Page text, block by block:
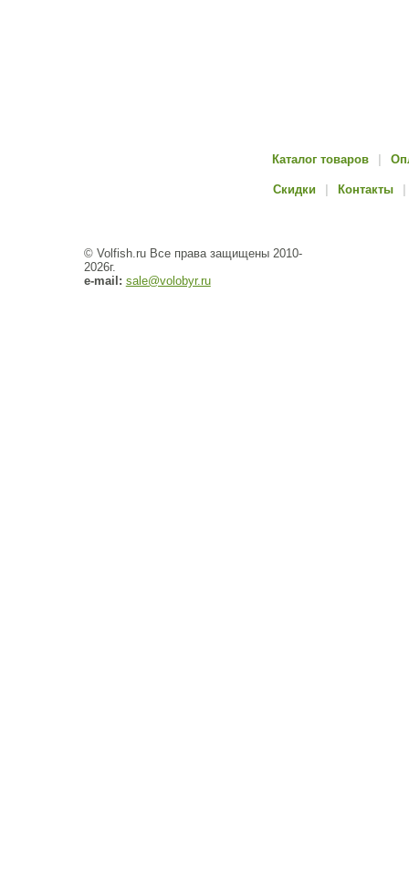
Каталог товаров
Скидки Контакты
© Volfish.ru Все права защищены 2010-
2026г.
e-mail: sale@volobyr.ru